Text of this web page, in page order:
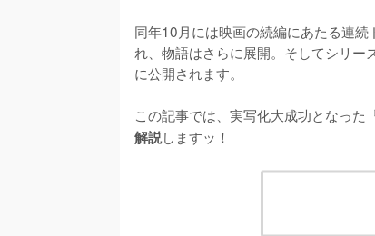
同年10月には映画の続編にあたる連
れ、物語はさらに展開。そしてシリ
に公開されます。
この記事では、実写化大成功となった
解説しますッ！